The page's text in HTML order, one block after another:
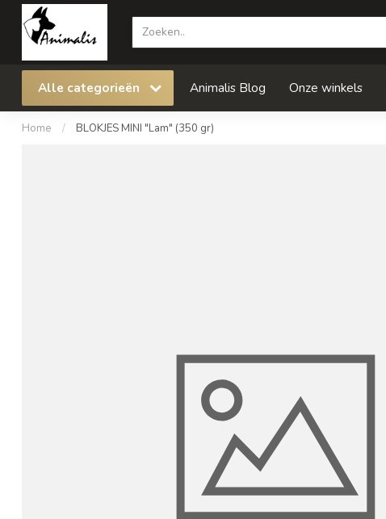
Alle categorieën Animalis Blog Onze winkels
Home / BLOKJES MINI "Lam" (350 gr)